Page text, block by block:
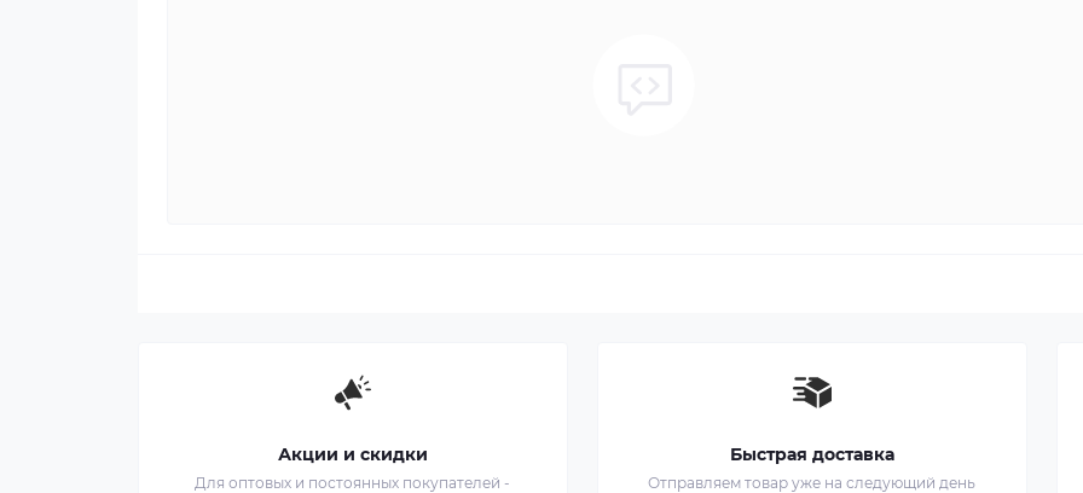
Акции и скидки
Для оптовых и постоянных покупателей -
Быстрая доставка
Отправляем товар уже на следующий день